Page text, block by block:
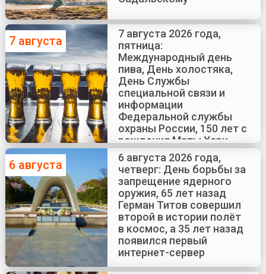
7 августа
7 августа 2026 года,
пятница:
Международный день
пива, День холостяка,
День Службы
специальной связи и
информации
Федеральной службы
охраны России, 150 лет с
рождения Маты Хари
6 августа
6 августа 2026 года,
четверг: День борьбы за
запрещение ядерного
оружия, 65 лет назад
Герман Титов совершил
второй в истории полёт
в космос, а 35 лет назад
появился первый
интернет-сервер